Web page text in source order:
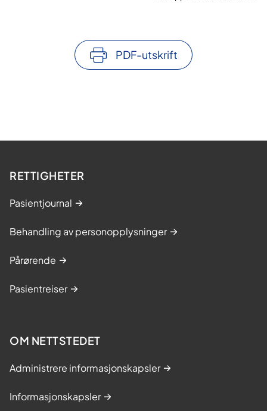
PDF-utskrift
RETTIGHETER
Pasientjournal
Behandling av personopplysninger
Pårørende
Pasientreiser
OM NETTSTEDET
Administrere informasjonskapsler
Informasjonskapsler